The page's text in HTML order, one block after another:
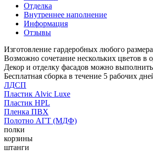
Отделка
Внутреннее наполнение
Информация
Отзывы
Изготовление гардеробных любого
Возможно сочетание нескольких цветов в
Декор и отделку фасадов можно
Бесплатная сборка в течение 5 рабочих
ЛДСП
Пластик Alvic Luxe
Пластик HPL
Пленка ПВХ
Полотно АГТ (МДФ)
полки
корзины
штанги